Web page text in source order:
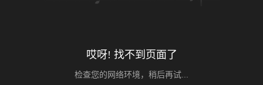
哎呀! 找不到页面了
检查您的网络环境，稍后再试...